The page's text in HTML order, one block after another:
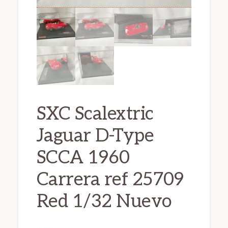
SXC Scalextric
Jaguar D-Type
SCCA 1960
Carrera ref 25709
Red 1/32 Nuevo